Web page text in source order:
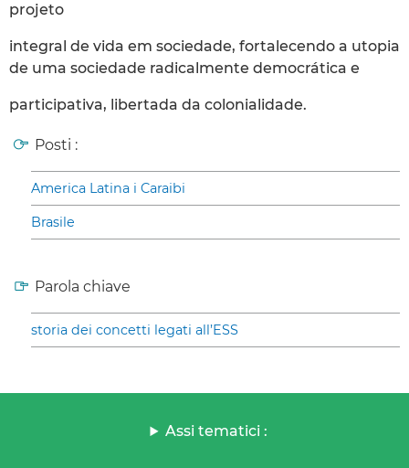
projeto
integral de vida em sociedade, fortalecendo a utopia
de uma sociedade radicalmente democrática e
participativa, libertada da colonialidade.
Posti :
America Latina i Caraibi
Brasile
Parola chiave
storia dei concetti legati all’ESS
Assi tematici :